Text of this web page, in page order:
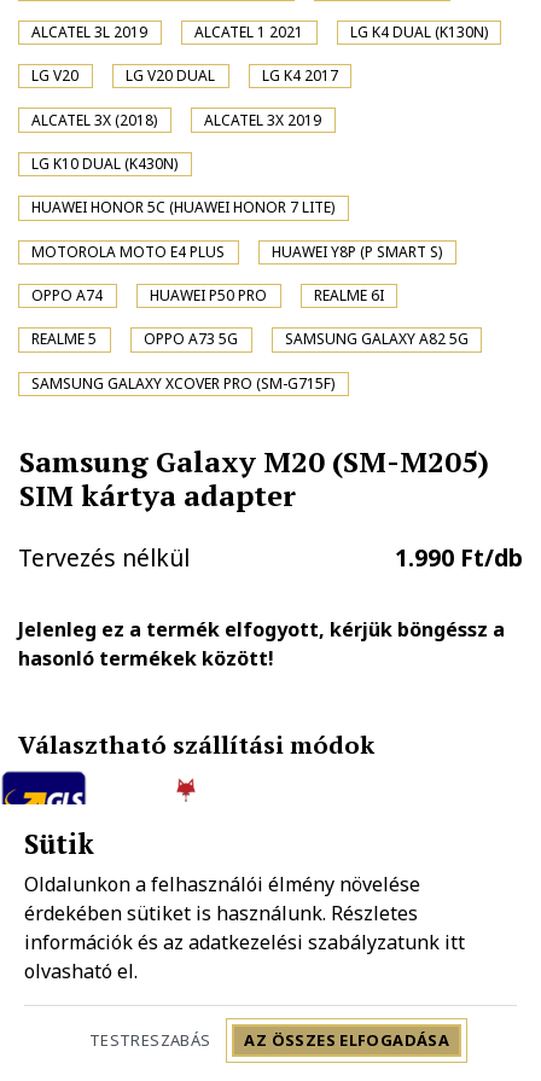
ALCATEL 3L 2019 ALCATEL 1 2021 LG K4 DUAL (K130N)
LG V20 LG V20 DUAL LG K4 2017
ALCATEL 3X (2018) ALCATEL 3X 2019
LG K10 DUAL (K430N)
HUAWEI HONOR 5C (HUAWEI HONOR 7 LITE)
MOTOROLA MOTO E4 PLUS HUAWEI Y8P (P SMART S)
OPPO A74 HUAWEI P50 PRO REALME 6I
REALME 5 OPPO A73 5G SAMSUNG GALAXY A82 5G
SAMSUNG GALAXY XCOVER PRO (SM-G715F)
Samsung Galaxy M20 (SM-M205)
SIM kártya adapter
Tervezés nélkül 1.990 Ft/db
Jelenleg ez a termék elfogyott, kérjük böngéssz a
hasonló termékek között!
Választható szállítási módok
GLS házhozszállítás
1.890 Ft 990 Ft
Mpl házhozszállítás
Szállítás: 2-5 munkanap
Sütik
Oldalunkon a felhasználói élmény növelése
érdekében sütiket is használunk. Részletes
információk és az adatkezelési szabályzatunk itt
olvasható el.
TESTRESZABÁS AZ ÖSSZES ELFOGADÁSA